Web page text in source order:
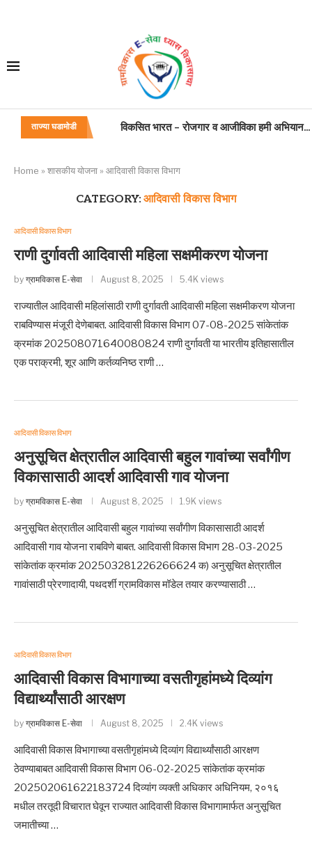
ताज्या घडामोडी
बांधकाम कामगार,कंत्राटदार. सुशिक्षित बेरोजगार
Home » शासकीय योजना » आदिवासी विकास विभाग
CATEGORY: आदिवासी विकास विभाग
आदिवासी विकास विभाग
राणी दुर्गावती आदिवासी महिला सक्षमीकरण योजना
by ग्रामविकास E-सेवा August 8, 2025 5.4K views
राज्यातील आदिवासी महिलांसाठी राणी दुर्गावती आदिवासी महिला सक्षमीकरण योजना
राबविण्यास मंजूरी देणेबाबत. आदिवासी विकास विभाग 07-08-2025 सांकेतांक
क्रमांक 202508071640080824 राणी दुर्गावती या भारतीय इतिहासातील
एक पराक्रमी, शूर आणि कर्तव्यनिष्ठ राणी …
आदिवासी विकास विभाग
अनुसूचित क्षेत्रातील आदिवासी बहुल गावांच्या सर्वांगीण
विकासासाठी आदर्श आदिवासी गाव योजना
by ग्रामविकास E-सेवा August 8, 2025 1.9K views
अनुसूचित क्षेत्रातील आदिवासी बहुल गावांच्या सर्वांगीण विकासासाठी आदर्श
आदिवासी गाव योजना राबविणे बाबत. आदिवासी विकास विभाग 28-03-2025
सांकेतांक क्रमांक 202503281226266624 क) अनुसूचित क्षेत्रातील
गावांसाठी प्रेरणादायी, पथदर्शी ग्रामविकास मॉडेल तयार करण्यासाठी …
आदिवासी विकास विभाग
आदिवासी विकास विभागाच्या वसतीगृहांमध्ये दिव्यांग
विद्यार्थ्यांसाठी आरक्षण
by ग्रामविकास E-सेवा August 8, 2025 2.4K views
आदिवासी विकास विभागाच्या वसतीगृहांमध्ये दिव्यांग विद्यार्थ्यांसाठी आरक्षण
ठेवण्याबाबत आदिवासी विकास विभाग 06-02-2025 सांकेतांक क्रमांक
202502061622183724 दिव्यांग व्यक्ती अधिकार अधिनियम, २०१६
मधील तरतूदी विचारात घेवून राज्यात आदिवासी विकास विभागामार्फत अनुसूचित
जमातीच्या …